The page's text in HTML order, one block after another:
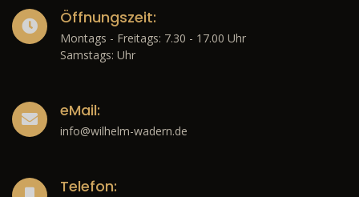
Öffnungszeit:
Montags - Freitags: 7.30 - 17.00 Uhr
Samstags: Uhr
eMail:
info@wilhelm-wadern.de
Telefon: